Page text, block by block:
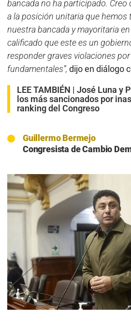
bancada no ha participado.
a la posición unitaria que hemos
nuestra bancada y mayoritaria
calificado que este es un
responder graves violaciones
fundamentales”, dijo en diálogo
LEE TAMBIÉN | José Luna y
los más sancionados por
ranking del Congreso
Guillermo Bermejo
Congresista de Cambio